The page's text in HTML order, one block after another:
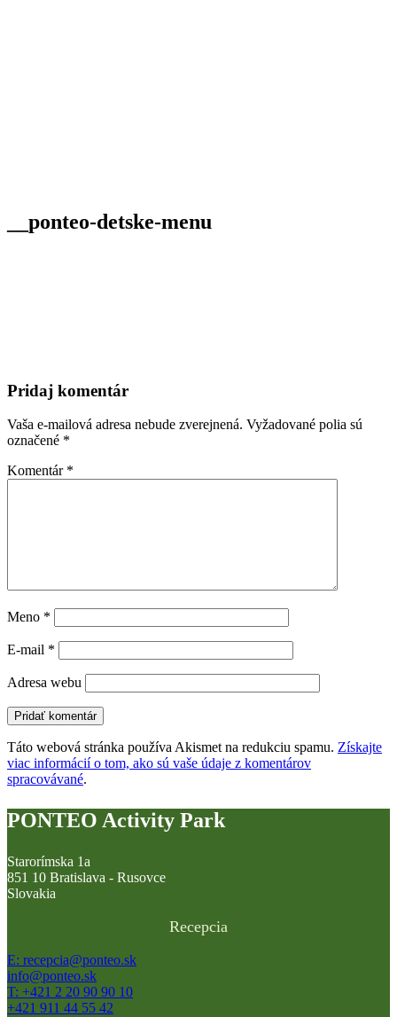
__ponteo-detske-menu
Pridaj komentár
Vaša e-mailová adresa nebude zverejnená. Vyžadované polia sú
označené *
Komentár *
Meno *
E-mail *
Adresa webu
Táto webová stránka používa Akismet na redukciu spamu. Získajte
viac informácií o tom, ako sú vaše údaje z komentárov
spracovávané.
PONTEO Activity Park
Starorímska 1a
851 10 Bratislava - Rusovce
Slovakia
Recepcia
E: recepcia@ponteo.sk
info@ponteo.sk
T: +421 2 20 90 90 10
+421 911 44 55 42